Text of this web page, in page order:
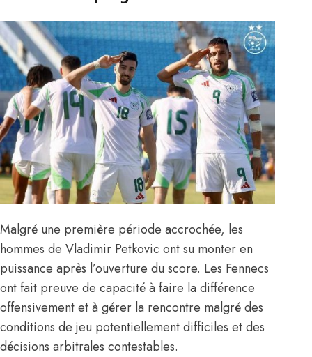
Malgré une première période accrochée, les
hommes de Vladimir Petkovic ont su monter en
puissance après l’ouverture du score. Les Fennecs
ont fait preuve de capacité à faire la différence
offensivement et à gérer la rencontre malgré des
conditions de jeu potentiellement difficiles et des
décisions arbitrales contestables.